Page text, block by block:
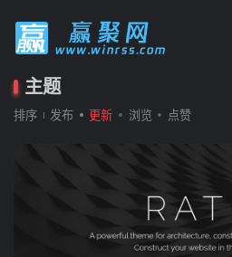
主题
排序 发布 更新 浏览 点赞